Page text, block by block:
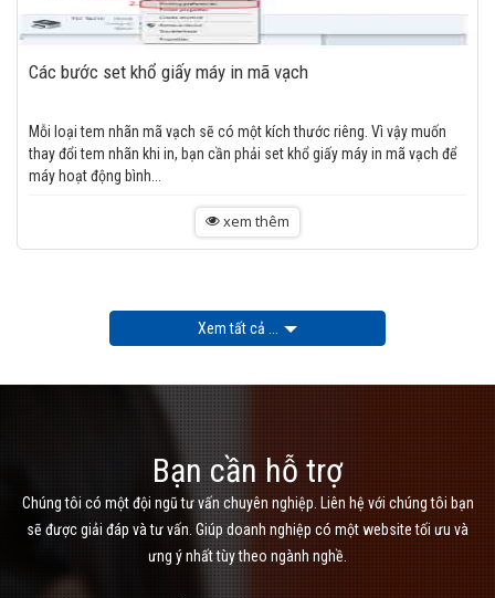
Các bước set khổ giấy máy in mã vạch
Mỗi loại tem nhãn mã vạch sẽ có một kích thước riêng. Vì vậy muốn
thay đổi tem nhãn khi in, bạn cần phải set khổ giấy máy in mã vạch để
máy hoạt động bình...
xem thêm
Xem tất cả ...
Bạn cần hỗ trợ
Chúng tôi có một đội ngũ tư vấn chuyên nghiệp. Liên hệ với chúng tôi bạn
sẽ được giải đáp và tư vấn. Giúp doanh nghiệp có một website tối ưu và
ưng ý nhất tùy theo ngành nghề.